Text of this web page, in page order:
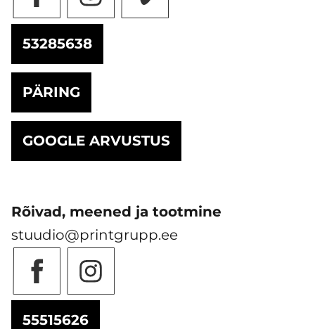
53285638
PÄRING
GOOGLE ARVUSTUS
Rõivad, meened ja tootmine
stuudio@printgrupp.ee
55515626